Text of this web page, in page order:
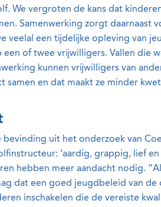
We vergroten de kans dat
Samenwerking zorgt daarnaast
veelal een tijdelijke opleving van
of twee vrijwilligers. Vallen die
kunnen vrijwilligers van
samen en dat maakt ze minder
bevinding uit het onderzoek van
‘aardig, grappig, lief en
hebben meer aandacht nodig.
dat een goed jeugdbeleid van de
inschakelen die de vereiste